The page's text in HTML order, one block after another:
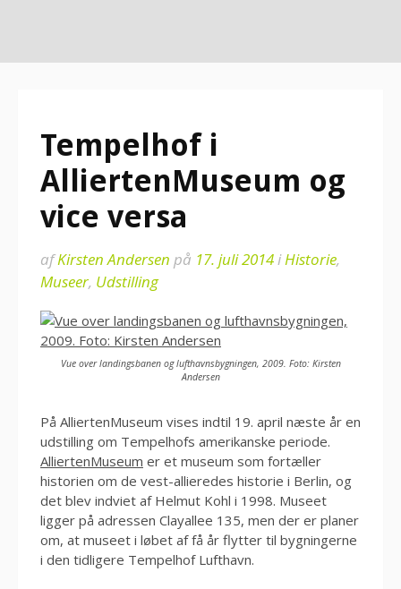
Tempelhof i
AlliertenMuseum og
vice versa
afKirsten Andersen på 17. juli 2014iHistorie,
Museer, Udstilling
Vue over landingsbanen og lufthavnsbygningen, 2009. Foto: Kirsten
Andersen
På AlliertenMuseum vises indtil 19. april næste år en
udstilling om Tempelhofs amerikanske periode.
AlliertenMuseum er et museum som fortæller
historien om de vest-allieredes historie i Berlin, og
det blev indviet af Helmut Kohl i 1998. Museet
ligger på adressen Clayallee 135, men der er planer
om, at museet i løbet af få år flytter til bygningerne
i den tidligere Tempelhof Lufthavn.